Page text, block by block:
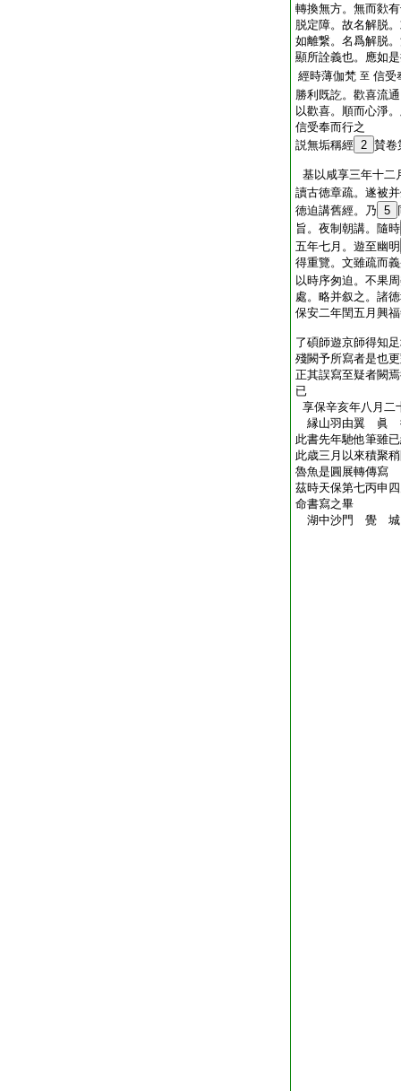
轉換無方。無而欻
脱定障。故名解脱
如離繋。名爲解脱
顯所詮義也。應如
經時薄伽梵 至 信受
勝利既訖。歡喜流
以歡喜。順而心淨
信受奉而行之
説無垢稱經 2 賛卷
基以咸享三年十二
讀古徳章疏。遂被
徳迫講舊經。乃 5
旨。夜制朝講。隨時
五年七月。遊至幽明
得重覽。文雖疏而
以時序匆迫。不果
處。略并叙之。諸
保安二年閏五月興
了碩師遊京師得知
殘闕予所寫者是也
正其誤寫至疑者闕
已
享保辛亥年八月二
縁山羽由翼
此書先年馳他筆雖
此歳三月以來積聚
魯魚是圓展轉傳寫
茲時天保第七丙申
命書寫之畢
湖中沙門 覺